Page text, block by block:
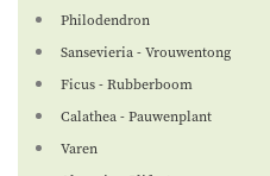
Philodendron
Sansevieria - Vrouwentong
Ficus - Rubberboom
Calathea - Pauwenplant
Varen